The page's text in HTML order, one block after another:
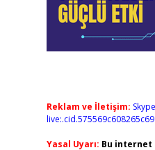
Reklam ve İletişim:
live:.cid.575569c608265c69
Yasal Uyarı: Bu internet